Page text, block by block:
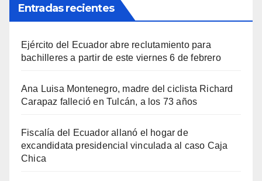
Entradas recientes
Ejército del Ecuador abre reclutamiento para
bachilleres a partir de este viernes 6 de febrero
Ana Luisa Montenegro, madre del ciclista Richard
Carapaz falleció en Tulcán, a los 73 años
Fiscalía del Ecuador allanó el hogar de
excandidata presidencial vinculada al caso Caja
Chica